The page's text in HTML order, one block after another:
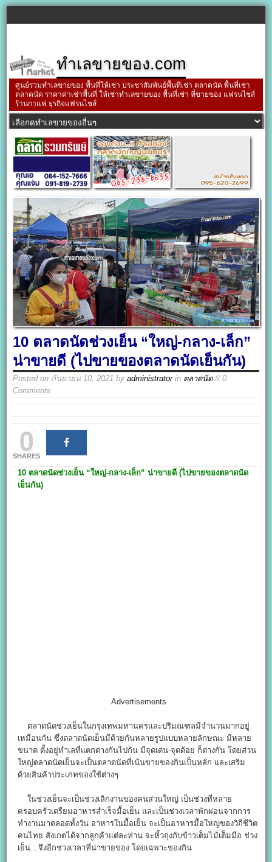
ทำเลขายของ.com
ศูนย์รวมทำเลขายของ พื้นที่ให้เช่า ประชาสัมพันธ์พื้นที่เช่า ตลาดนัด พื้นที่เช่า
ตลาดนัด ราคาค่าเช่าพื้นที่ ให้เช่าทำเลขายของ พื้นที่เช่า ที่ขายของ แฟรนไชส์
ร้านกาแฟ ธุรกิจแฟรนไชส์
10 ตลาดนัดช่วงเย็น “ใหญ่-กลาง-เล็ก”
น่าขายดี (ไปขายของตลาดนัดเย็นกัน)
Posted on กันยายน 10, 2021 byadministratorin ตลาดนัด// 0
Comments
0
SHARES
10 ตลาดนัดช่วงเย็น “ใหญ่-กลาง-เล็ก” น่าขายดี (ไปขายของตลาดนัด
เย็นกัน)
Advertisements
ตลาดนัดช่วงเย็นในกรุงเทพมหานครและปริมณฑลมีจำนวนมากอยู่
เหมือนกัน ซึ่งตลาดนัดเย็นมีด้วยกันหลายรูปแบบหลายลักษณะ มีหลาย
ขนาด ตั้งอยู่ทำเลที่แตกต่างกันไปกัน มีจุดเด่น-จุดด้อย ก็ต่างกัน โดยส่วน
ใหญ่ตลาดนัดเย็นจะเป็นตลาดนัดที่เน้นขายของกินเป็นหลัก และเสริม
ด้วยสินค้าประเภทของใช้ต่างๆ
ในช่วงเย็นจะเป็นช่วงเลิกงานของคนส่วนใหญ่ เป็นช่วงที่หลาย
ครอบครัวเตรียมอาหารสำเร็จมื้อเย็น และเป็นช่วงเวลาพักผ่อนจากการ
ทำงานมาตลอดทั้งวัน อาหารในมื้อเย็น จะเป็นอาหารมื้อใหญ่ของวิถีชีวิต
คนไทย สังเกตได้จากลูกค้าแต่ละท่าน จะหิ้วถุงกับข้าวเต็มไม้เต็มมือ ช่วง
เย็น…จึงอีกช่วงเวลาที่น่าขายของ โดยเฉพาะของกิน